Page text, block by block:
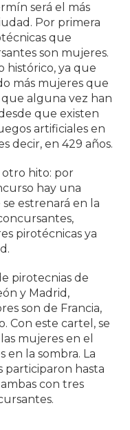
será el más
Por primera
que
son mujeres.
histórico, ya que
más mujeres que
alguna vez han
que existen
artificiales en
decir, en 429 años.
otro hito: por
hay una
estrenará en la
pirotécnicas ya
pirotecnias de
y Madrid,
son de Francia,
Con este cartel, se
mujeres en el
en la sombra. La
participaron hasta
con tres